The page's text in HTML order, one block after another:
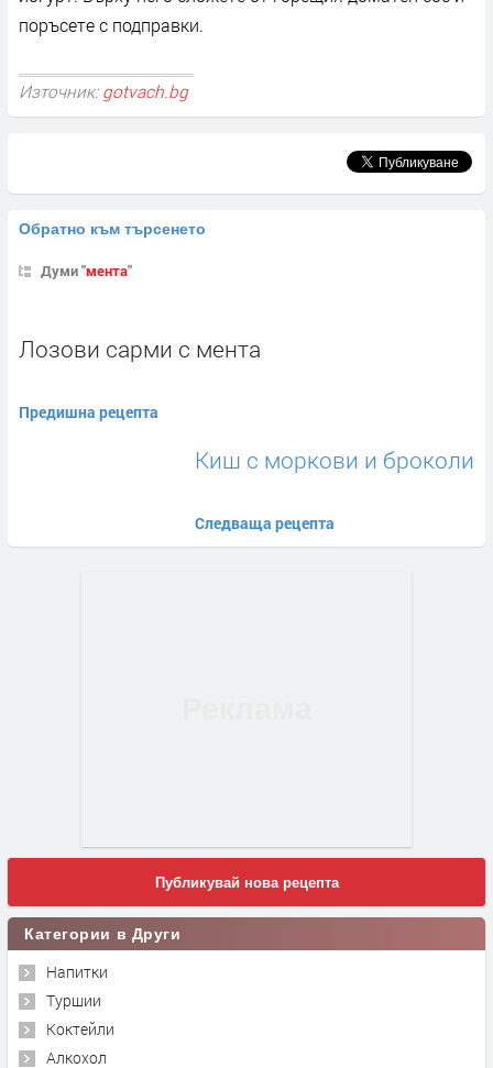
поръсете с подправки.
Източник: gotvach.bg
Обратно към търсенето
Думи "мента"
Лозови сaрми с ментa
Предишна рецепта
Киш с моркови и броколи
Следваща рецепта
Публикувай нова рецепта
Категории в Други
Напитки
Туршии
Коктейли
Алкохол